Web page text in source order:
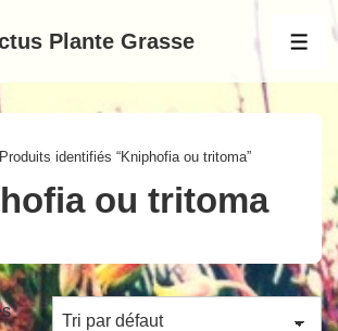
Plante Grasse
identifiés “Kniphofia ou tritoma”
ou tritoma